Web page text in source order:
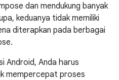
dan mendukung banyak
keduanya tidak memiliki
diterapkan pada berbagai
Android, Anda harus
mempercepat proses